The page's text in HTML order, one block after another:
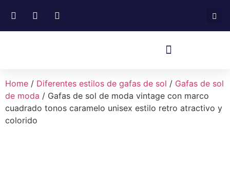
Home / Diferentes estilos de gafas de sol / Gafas de sol
de moda / Gafas de sol de moda vintage con marco
cuadrado tonos caramelo unisex estilo retro atractivo y
colorido